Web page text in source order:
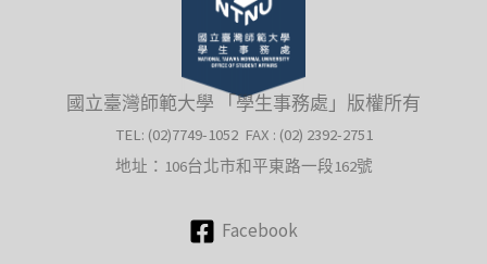
國立臺灣師範大學 「學生事務處」版權所有
TEL: (02)7749-1052 FAX : (02) 2392-2751
地址：106台北市和平東路一段162號
Facebook